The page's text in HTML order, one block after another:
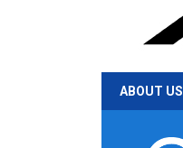
ABOUT US